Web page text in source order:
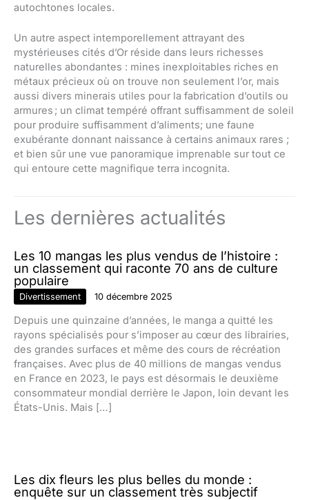
autochtones locales.
Un autre aspect intemporellement attrayant des
mystérieuses cités d’Or réside dans leurs richesses
naturelles abondantes : mines inexploitables riches en
métaux précieux où on trouve non seulement l’or, mais
aussi divers minerais utiles pour la fabrication d’outils ou
armures ; un climat tempéré offrant suffisamment de soleil
pour produire suffisamment d’aliments; une faune
exubérante donnant naissance à certains animaux rares ;
et bien sûr une vue panoramique imprenable sur tout ce
qui entoure cette magnifique terra incognita.
Les dernières actualités
Les 10 mangas les plus vendus de l’histoire :
un classement qui raconte 70 ans de culture
populaire
Divertissement 10 décembre 2025
Depuis une quinzaine d’années, le manga a quitté les
rayons spécialisés pour s’imposer au cœur des librairies,
des grandes surfaces et même des cours de récréation
françaises. Avec plus de 40 millions de mangas vendus
en France en 2023, le pays est désormais le deuxième
consommateur mondial derrière le Japon, loin devant les
États-Unis. Mais […]
Les dix fleurs les plus belles du monde :
enquête sur un classement très subjectif